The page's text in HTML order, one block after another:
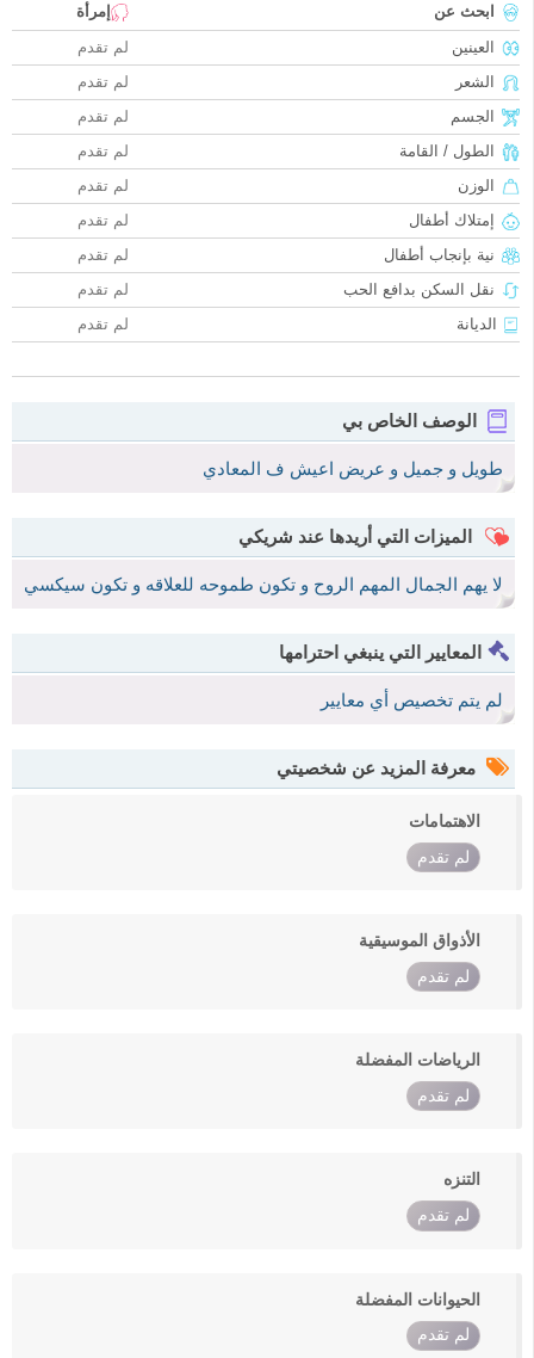
ابحث عن
إمرأة
العينين
لم تقدم
الشعر
لم تقدم
الجسم
لم تقدم
الطول / القامة
لم تقدم
الوزن
لم تقدم
إمتلاك أطفال
لم تقدم
نية بإنجاب أطفال
لم تقدم
نقل السكن بدافع الحب
لم تقدم
الديانة
لم تقدم
الوصف الخاص بي
طويل و جميل و عريض اعيش ف المعادي
الميزات التي أريدها عند شريكي
لا يهم الجمال المهم الروح و تكون طموحه للعلاقه و تكون سيكسي
المعايير التي ينبغي احترامها
لم يتم تخصيص أي معايير
معرفة المزيد عن شخصيتي
الاهتمامات
لم تقدم
الأذواق الموسيقية
لم تقدم
الرياضات المفضلة
لم تقدم
التنزه
لم تقدم
الحيوانات المفضلة
لم تقدم